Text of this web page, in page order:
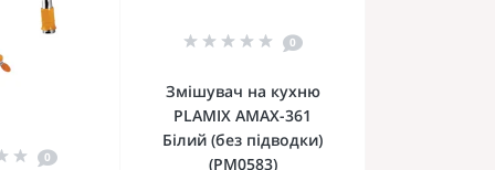
0
0
Змішувач на кухню
PLAMIX AMAX-361
Білий (без підводки)
(PM0583)